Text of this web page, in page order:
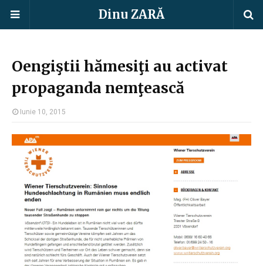
Dinu ZARĂ
Oengiştii hămesiţi au activat
propaganda nemţească
Iunie 10, 2015